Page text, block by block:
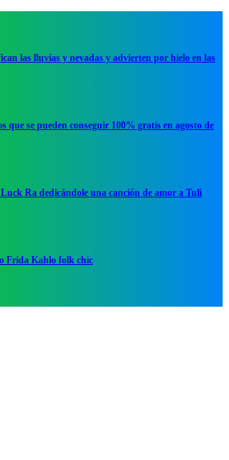
las lluvias y nevadas y advierten por hielo en las
que se pueden conseguir 100% gratis en agosto de
Ra dedicándole una canción de amor a Tuli
Frida Kahlo folk chic